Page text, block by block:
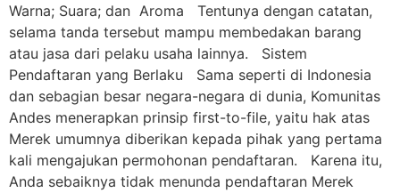
Warna; Suara; dan Aroma Tentunya dengan catatan,
selama tanda tersebut mampu membedakan barang
atau jasa dari pelaku usaha lainnya. Sistem
Pendaftaran yang Berlaku Sama seperti di Indonesia
dan sebagian besar negara-negara di dunia, Komunitas
Andes menerapkan prinsip first-to-file, yaitu hak atas
Merek umumnya diberikan kepada pihak yang pertama
kali mengajukan permohonan pendaftaran. Karena itu,
Anda sebaiknya tidak menunda pendaftaran Merek